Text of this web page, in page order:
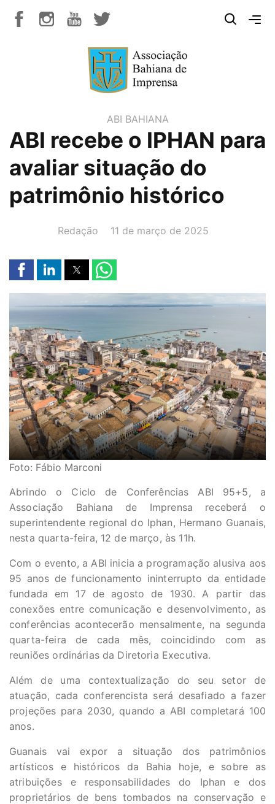
ABI BAHIANA
ABI recebe o IPHAN para
avaliar situação do
patrimônio histórico
AUTOR(A):
Redação DATA:
11 de março de 2025
Foto: Fábio Marconi
Abrindo o Ciclo de Conferências ABI 95+5, a
Associação Bahiana de Imprensa receberá o
superintendente regional do Iphan, Hermano Guanais,
nesta quarta-feira, 12 de março, às 11h.
Com o evento, a ABI inicia a programação alusiva aos
95 anos de funcionamento ininterrupto da entidade
fundada em 17 de agosto de 1930. A partir das
conexões entre comunicação e desenvolvimento, as
conferências acontecerão mensalmente, na segunda
quarta-feira de cada mês, coincidindo com as
reuniões ordinárias da Diretoria Executiva.
Além de uma contextualização do seu setor de
atuação, cada conferencista será desafiado a fazer
projeções para 2030, quando a ABI completará 100
anos.
Guanais vai expor a situação dos patrimônios
artísticos e históricos da Bahia hoje, e sobre as
atribuições e responsabilidades do Iphan e dos
proprietários de bens tombados na conservação e